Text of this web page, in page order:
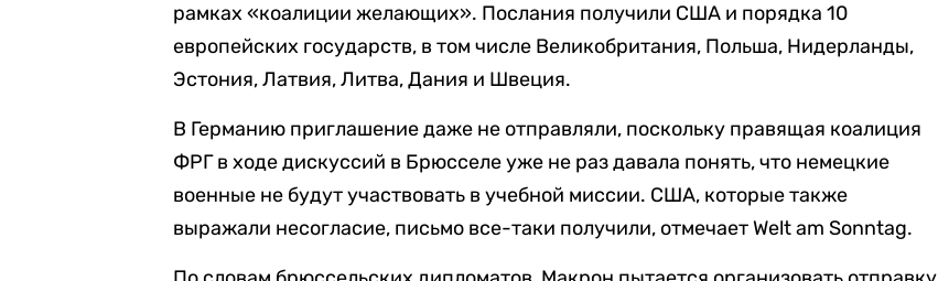
рамках «коалиции желающих». Послания получили США и порядка 10
европейских государств, в том числе Великобритания, Польша, Нидерланды,
Эстония, Латвия, Литва, Дания и Швеция.
В Германию приглашение даже не отправляли, поскольку правящая коалиция
ФРГ в ходе дискуссий в Брюсселе уже не раз давала понять, что немецкие
военные не будут участвовать в учебной миссии. США, которые также
выражали несогласие, письмо все-таки получили, отмечает Welt am Sonntag.